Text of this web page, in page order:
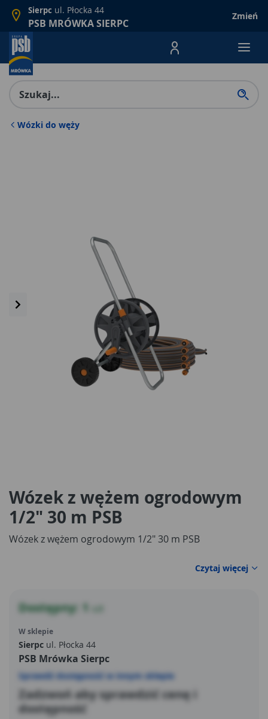
Sierpc ul. Płocka 44
PSB MRÓWKA SIERPC
Zmień
Menu Produktów,
Wózki do węży
Wózek z wężem ogrodowym
1/2" 30 m PSB
Wózek z wężem ogrodowym 1/2" 30 m PSB
Czytaj więcej
Dostępny: 1
W sklepie
Sierpc ul. Płocka 44
PSB Mrówka Sierpc
Sprawdź dostępność w innym sklepie
Zadzwoń aby sprawdzić cenę i
dostępność